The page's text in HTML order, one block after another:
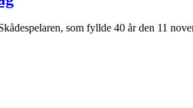
som fyllde 40 år den 11